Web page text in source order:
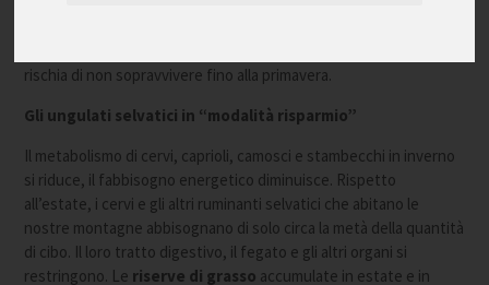
rischia di non sopravvivere fino alla primavera.
Gli ungulati selvatici in “modalità risparmio”
Il metabolismo di cervi, caprioli, camosci e stambecchi in inverno
si riduce, il fabbisogno energetico diminuisce. Rispetto
all’estate, i cervi e gli altri ruminanti selvatici che abitano le
nostre montagne abbisognano di solo circa la metà della quantità
di cibo. Il loro tratto digestivo, il fegato e gli altri organi si
restringono. Le riserve di grasso accumulate in estate e in